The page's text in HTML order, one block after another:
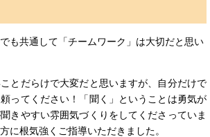
も共通して「チームワーク」は大切だと思い
とだらけで大変だと思いますが、自分だけで
ってください！「聞く」ということは勇気が
きやすい雰囲気づくりをしてくださっていま
に根気強くご指導いただきました。